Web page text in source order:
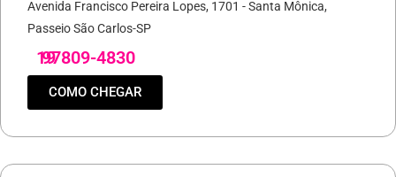
Avenida Francisco Pereira Lopes, 1701 - Santa Mônica,
Passeio São Carlos-SP
19
97809-4830
COMO CHEGAR